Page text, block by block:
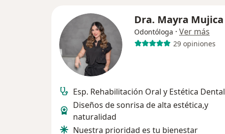
Dra. Mayra Mujica
Odontóloga · Ver más
29 opiniones
Esp. Rehabilitación Oral y Estética Dental
Diseños de sonrisa de alta estética,y
naturalidad
Nuestra prioridad es tu bienestar